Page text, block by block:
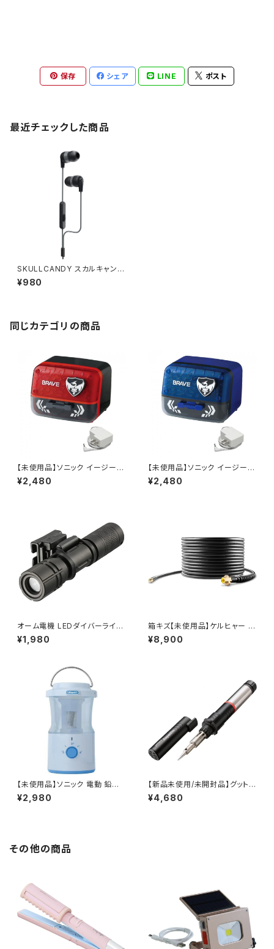
保存 シェア LINE ポスト
最近チェックした商品
SKULLCANDY スカルキャンデ
ィ イヤホン カナル型 S2IMY-M
448 / JAN : 878615097520
¥980
同じカテゴリの商品
【未使用品】ソニック イージーピ
ージー α電動鉛筆削り ブレイ
ブ EK-2760-D (ブラック) / JA
¥2,480
【未使用品】ソニック イージーピ
ージー α電動鉛筆削り ブレイ
ブ EK-2760-B (ブルー) / JAN
¥2,480
オーム電機 LEDダイバーライト
レッドカイザー 80ルーメン LH
-DIV1-K / JAN : 497127581
¥1,980
箱キズ【未使用品】ケルヒャー K
ARCHER 2.637-767.0 パイ
プクリーニングホース15m 高圧
¥8,900
【未使用品】ソニック 電動 鉛筆
削り 充電式 全自動 LVH-700
5-B (ブルー) / JAN : 497011
¥2,980
【新品未使用/未開封品】グット g
oot ポータソルスーパープロ ガ
ス式はんだこて GP501 / JAN :
¥4,680
その他の商品